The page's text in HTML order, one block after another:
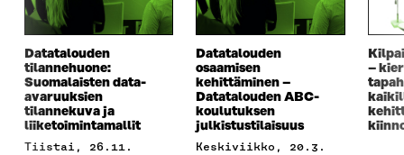
Datatalouden
tilannehuone:
Suomalaisten data-
avaruuksien
tilannekuva ja
liiketoimintamallit
tiistai, 26.11.
Datatalouden
osaamisen
kehittäminen –
Datatalouden ABC-
koulutuksen
julkistustilaisuus
keskiviikko, 20.3.
–